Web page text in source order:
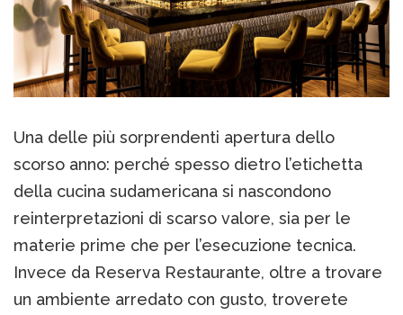
Una delle più sorprendenti apertura dello
scorso anno: perché spesso dietro l’etichetta
della cucina sudamericana si nascondono
reinterpretazioni di scarso valore, sia per le
materie prime che per l’esecuzione tecnica.
Invece da Reserva Restaurante, oltre a trovare
un ambiente arredato con gusto, troverete